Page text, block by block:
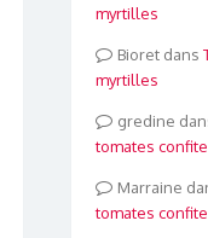
myrtilles
Bioretdans
myrtilles
gredine
tomates
Marraine
tomates